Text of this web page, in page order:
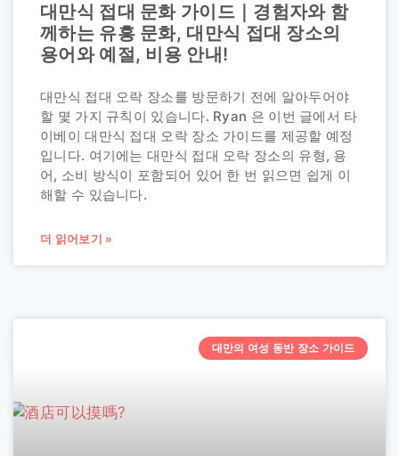
대만식 접대 문화 가이드｜경험자와 함
께하는 유흥 문화, 대만식 접대 장소의
용어와 예절, 비용 안내!
대만식 접대 오락 장소를 방문하기 전에 알아두어야
할 몇 가지 규칙이 있습니다. Ryan 은 이번 글에서 타
이베이 대만식 접대 오락 장소 가이드를 제공할 예정
입니다. 여기에는 대만식 접대 오락 장소의 유형, 용
어, 소비 방식이 포함되어 있어 한 번 읽으면 쉽게 이
해할 수 있습니다.
더 읽어보기 »
대만의 여성 동반 장소 가이드